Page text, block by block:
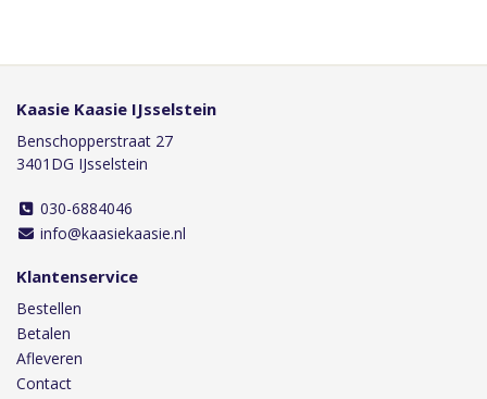
Kaasie Kaasie IJsselstein
Benschopperstraat 27
3401DG IJsselstein
030-6884046
info@kaasiekaasie.nl
Klantenservice
Bestellen
Betalen
Afleveren
Contact